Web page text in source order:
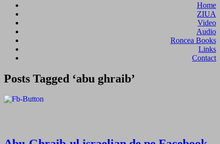
Home
ZIUA
Video
Audio
Roncea Books
Links
Contact
Posts Tagged ‘abu ghraib’